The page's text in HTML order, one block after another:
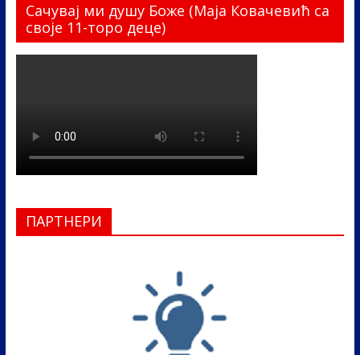
Сачувај ми душу Боже (Маја Ковачевић са
своје 11-торо деце)
ПАРТНЕРИ